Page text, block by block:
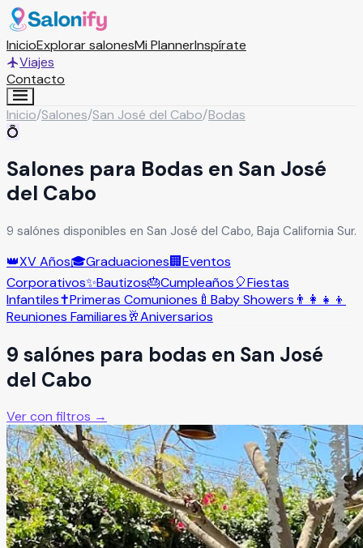
InicioExplorar salonesMi PlannerInspírate
Viajes
Contacto
Inicio/Salones/San José del Cabo/Bodas
💍
Salones para Bodas en San José
del Cabo
9 salónes disponibles en San José del Cabo, Baja California Sur.
👑XV Años🎓Graduaciones🏢Eventos
Corporativos✨Bautizos🎂Cumpleaños🎈Fiestas
Infantiles✝️Primeras Comuniones 🍼 Baby Showers 👨‍👩‍👧‍👦
Reuniones Familiares🥂Aniversarios
9 salónes para bodas en San José
del Cabo
Ver con filtros →